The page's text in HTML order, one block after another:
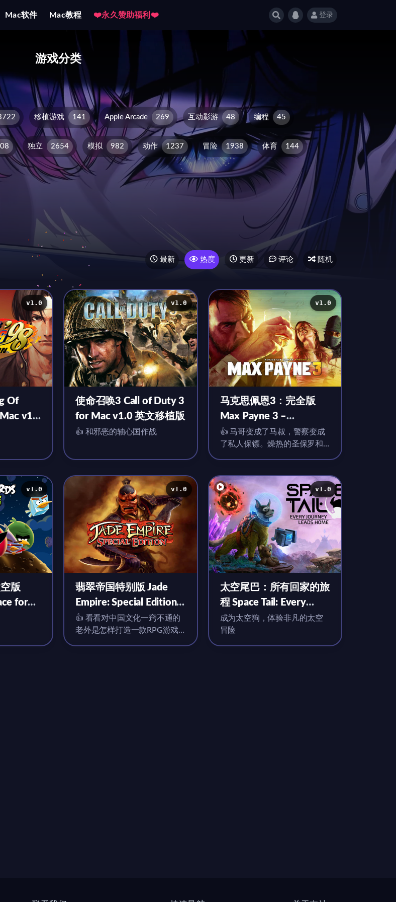
Mac软件 Mac教程 ❤️永久赞助福利❤️ 登录
游戏分类
移植游戏 141 Apple Arcade 269 互动影游 48 编程 45
独立 2654 模拟 982 动作 1237 冒险 1938 体育 144
最新 热度 更新 评论 随机
v1.0
Of
v1.0
v1.0
使命召唤3 Call of Duty 3
for Mac v1.0 英文移植版
👍 和邪恶的轴心国作战
v1.0
马克思佩恩3：完全版
Max Payne 3 –
Complete Edition for
Mac v1.0 英文移植版
👍 马哥变成了马叔，警察变成
了私人保镖。燥热的圣保罗和
v1.0
版
for
版
v1.0
翡翠帝国特别版 Jade
Empire: Special Edition
for Mac v1.0(15538)英
文移植版
👍 看看对中国文化一窍不通的
老外是怎样打造一款RPG游戏
v1.0
太空尾巴：所有回家的旅
程 Space Tail: Every
Journey Leads Home for
Mac v1.0 英文移植版
成为太空狗，体验非凡的太空
冒险